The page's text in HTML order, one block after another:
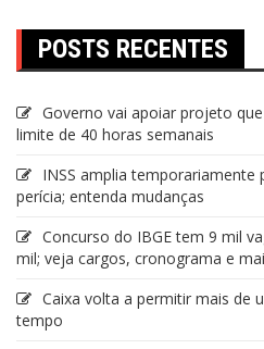
POSTS RECENTES
Governo vai apoiar projeto
limite de 40 horas semanais
INSS amplia temporariamente
perícia; entenda mudanças
Concurso do IBGE tem 9 mil
mil; veja cargos, cronograma e
Caixa volta a permitir mais de
tempo